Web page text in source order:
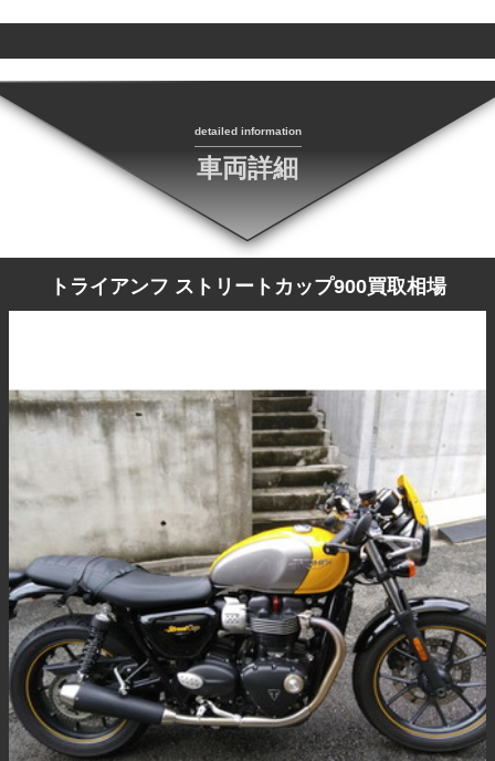
detailed information
車両詳細
トライアンフ ストリートカップ900買取相場